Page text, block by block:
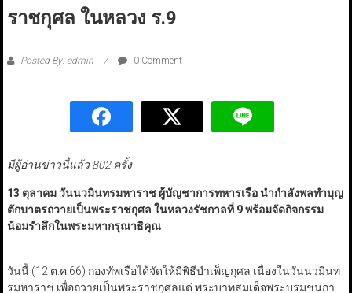
ราชกุศล ในหลวง ร.9
Posted By: admin 0 Comment
มีผู้อ่านข่าวนี้แล้ว 802 ครั้ง
13 ตุลาคม วันนวมินทรมหาราช ผู้บัญชาการทหารเรือ นำกำลังพลทำบุญ
ตักบาตรถวายเป็นพระราชกุศล ในหลวงรัชกาลที่ 9 พร้อมจัดกิจกรรม
น้อมรำลึกในพระมหากรุณาธิคุณ
วันนี้ (12 ต.ค.66) กองทัพเรือได้จัดให้มีพิธีบำเพ็ญกุศล เนื่องในวันนวมินท
รมหาราช เพื่อถวายเป็นพระราชกุศลแด่ พระบาทสมเด็จพระบรมชนกา